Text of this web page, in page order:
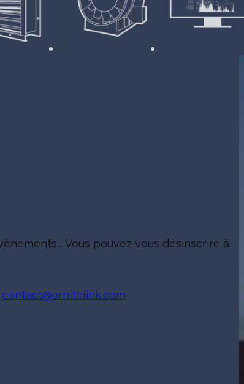
Vous pouvez vous désinscrire à
contact@ornitolink.com